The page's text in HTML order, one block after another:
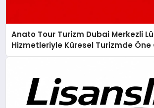
Anato Tour Turizm Dubai Merkezli
Hizmetleriyle Küresel Turizmde Öne